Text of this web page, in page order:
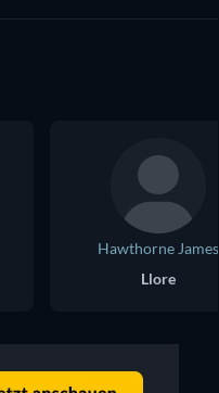
Hawthorne James
Llore